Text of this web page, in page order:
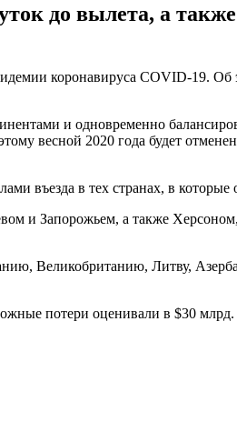
до вылета, а
коронавируса COVID-19. Об
и одновременно
весной 2020 года будет
въезда в тех странах, в
и Запорожьем, а также
Великобританию, Литву,
потери оценивали в $30 млрд.